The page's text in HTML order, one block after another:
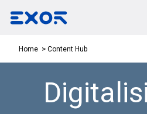
Home Content Hub